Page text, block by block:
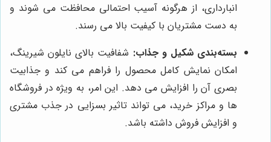
انبارداری، از هرگونه آسیب احتمالی محافظت می شوند و
به دست مشتریان با کیفیت بالا می رسند.
بسته‌بندی شکیل و جذاب: شفافیت بالای نایلون شیرینگ،
امکان نمایش کامل محصول را فراهم می کند و جذابیت
بصری آن را افزایش می دهد. این امر، به ویژه در فروشگاه
ها و مراکز خرید، می تواند تاثیر بسزایی در جذب مشتری
و افزایش فروش داشته باشد.